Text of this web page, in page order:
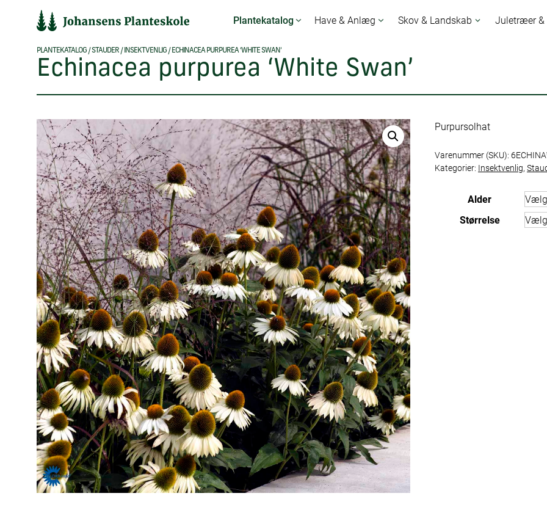
Plantekatalog Have & Anlæg Skov & Landskab Juletræer &
PLANTEKATALOG/STAUDER / INSEKTVENLIG/ ECHINACEA PURPUREA ‘WHITE SWAN’
Echinacea purpurea ‘White Swan’
Purpursolhat
Varenummer (SKU):
Kategorier: Insektvenlig,
Alder
Størrelse